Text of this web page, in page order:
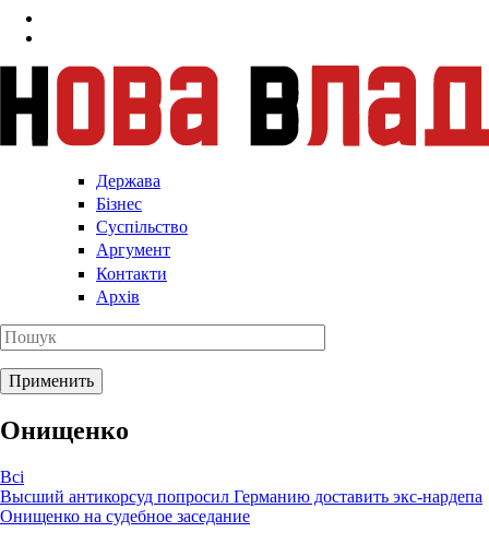
Держава
Бізнес
Суспільство
Аргумент
Контакти
Архів
Онищенко
Всі
Высший антикорсуд попросил Германию доставить экс-нардепа
Онищенко на судебное заседание